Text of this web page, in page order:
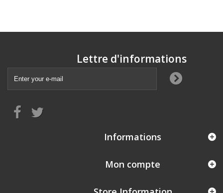
Lettre d'informations
Informations
Mon compte